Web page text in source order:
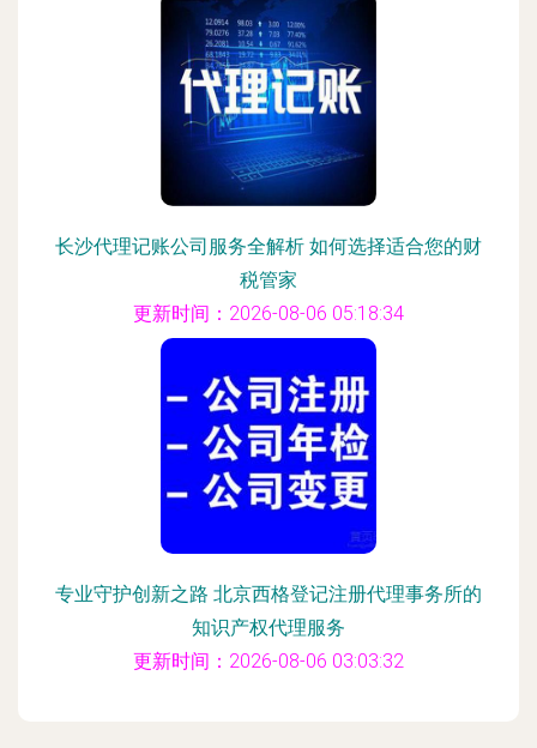
长沙代理记账公司服务全解析 如何选择适合您的财
税管家
更新时间：2026-08-06 05:18:34
专业守护创新之路 北京西格登记注册代理事务所的
知识产权代理服务
更新时间：2026-08-06 03:03:32